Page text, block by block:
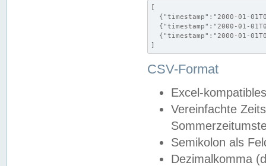
[
{"timestamp":"2000-01-
{"timestamp":"2000-01-
{"timestamp":"2000-01-
]
CSV-Format
Excel-
Vereinfachte
Semikolon als
Dezimalkomma